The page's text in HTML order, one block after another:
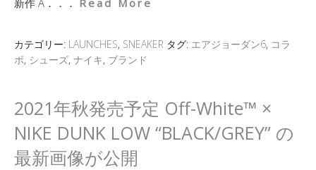
新作 A．．． Read More
カテゴリー: LAUNCHES, SNEAKER タグ: エアジョーダン6, コラ
ボ, シューズ, ナイキ, ブランド
2021年秋発売予定 Off-White™ ×
NIKE DUNK LOW “BLACK/GREY” の
最新画像が公開